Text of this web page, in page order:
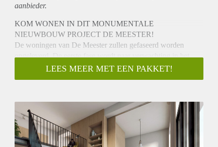
aanbieder.
KOM WONEN IN DIT MONUMENTALE
NIEUWBOUW PROJECT DE MEESTER!
De woningen van De Meester zullen gefaseerd worden
opgeleverd. De eerste fase wordt naar verwachting in het
eerste kwartaal van 2022 opgeleverd.
Uiterlijk 6 weken voor oplevering zullen wij de definitieve
informatie met betrekking tot maten, ligging, buitenruimtes
ezv verwijzen wij u naar de website hurenindemeester.nl
Wonen in De Meester betekent: wonen in een schitterend
monumentaal gebouw in de Kleverparkbuurt in Haarlem. Het
LEES MEER MET EEN PAKKET!